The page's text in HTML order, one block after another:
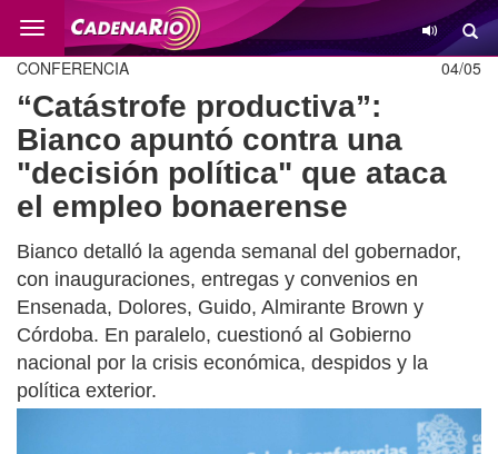
Cambio
04/05
CONFERENCIA
“Catástrofe productiva”:
Bianco apuntó contra una
"decisión política" que ataca
el empleo bonaerense
Bianco detalló la agenda semanal del gobernador,
con inauguraciones, entregas y convenios en
Ensenada, Dolores, Guido, Almirante Brown y
Córdoba. En paralelo, cuestionó al Gobierno
nacional por la crisis económica, despidos y la
política exterior.